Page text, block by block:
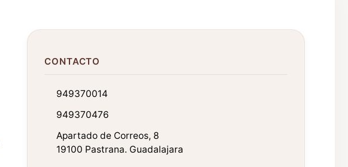
CONTACTO
949370014
949370476
Apartado de Correos, 8
19100 Pastrana. Guadalajara